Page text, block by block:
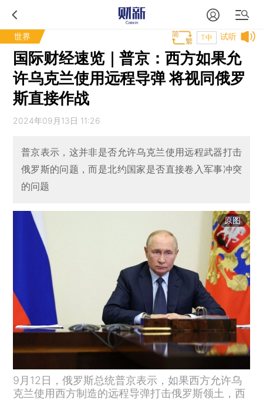
世界 试听
T中
国际财经速览｜普京：西方如果允
许乌克兰使用远程导弹 将视同俄罗
斯直接作战
2024年09月13日 11:26
普京表示，这并非是否允许乌克兰使用远程武器打击
俄罗斯的问题，而是北约国家是否直接卷入军事冲突
的问题
原图
9月12日，俄罗斯总统普京表示，如果西方允许乌
克兰使用西方制造的远程导弹打击俄罗斯领土，西